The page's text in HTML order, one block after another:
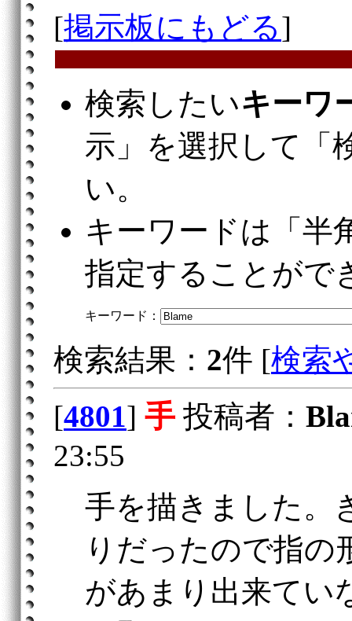
[掲示板にもどる]
検索したいキーワ
示」を選択して「
い。
キーワードは「半
指定することがで
キーワード：
検索結果： 2件 [検索
[4801] 手投稿者：
23:55
手を描きました。
りだったので指の
があまり出来てい